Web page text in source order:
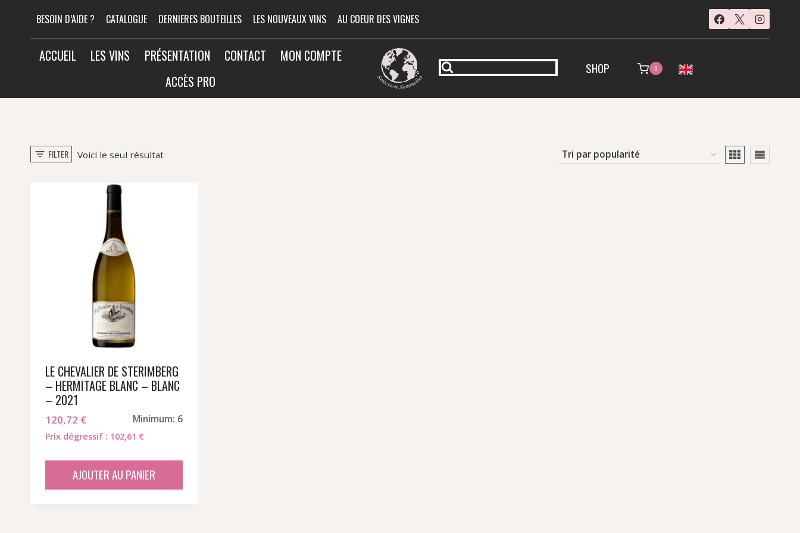
contenu
BESOIN D’AIDE ? CATALOGUE DERNIERES BOUTEILLES LES NOUVEAUX VINS AU COEUR DES VIGNES
ACCUEIL LES VINS PRÉSENTATION CONTACT
MON COMPTE
ACCÈS PRO
SHOP 0
FILTER Voici le seul résultat
LE CHEVALIER DE STERIMBERG
– HERMITAGE BLANC – BLANC
– 2021
120,72 € Minimum: 6
Prix dégressif : 102,61 €
AJOUTER AU PANIER